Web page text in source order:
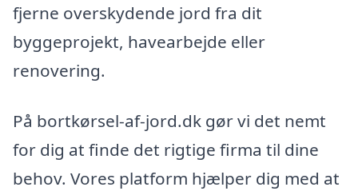
fjerne overskydende jord fra dit
byggeprojekt, havearbejde eller
renovering.
På bortkørsel-af-jord.dk gør vi det nemt
for dig at finde det rigtige firma til dine
behov. Vores platform hjælper dig med at